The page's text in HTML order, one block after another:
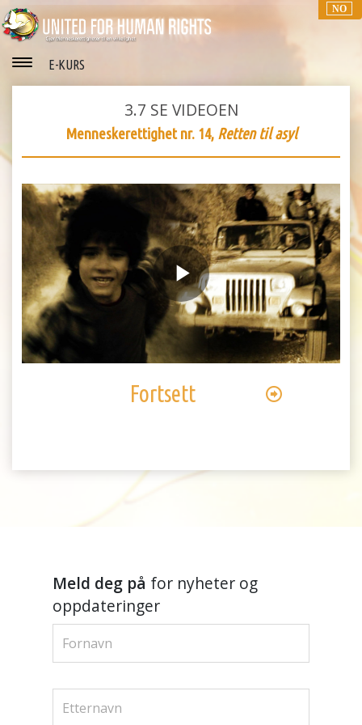
NO
E-KURS
3.7 SE VIDEOEN
Menneskerettighet nr. 14, Retten til asyl
Play
Video
Fortsett
Meld deg på for nyheter og
oppdateringer